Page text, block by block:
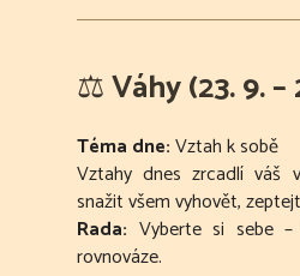
⚖️Váhy (23. 9. –
Téma dne:Vztah k sobě
Vztahy dnes zrcadlí váš
snažit všem vyhovět,
Rada: Vyberte si sebe
rovnováze.